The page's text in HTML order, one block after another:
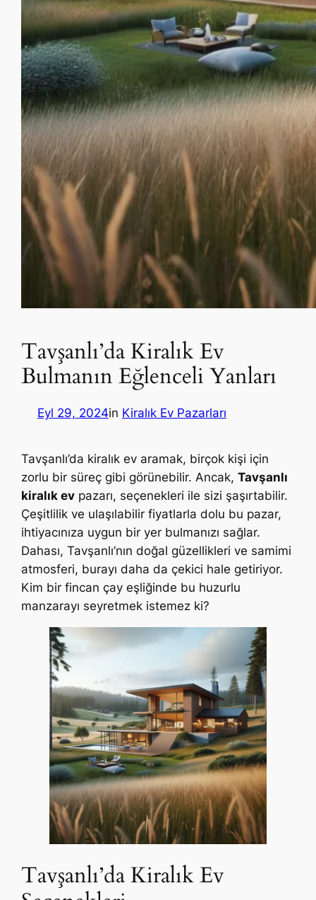
Tavşanlı’da Kiralık Ev
Bulmanın Eğlenceli Yanları
Eyl 29, 2024in Kiralık Ev Pazarları
Tavşanlı’da kiralık ev aramak, birçok kişi için
zorlu bir süreç gibi görünebilir. Ancak,Tavşanlı
kiralık ev pazarı, seçenekleri ile sizi şaşırtabilir.
Çeşitlilik ve ulaşılabilir fiyatlarla dolu bu pazar,
ihtiyacınıza uygun bir yer bulmanızı sağlar.
Dahası, Tavşanlı’nın doğal güzellikleri ve samimi
atmosferi, burayı daha da çekici hale getiriyor.
Kim bir fincan çay eşliğinde bu huzurlu
manzarayı seyretmek istemez ki?
Tavşanlı’da Kiralık Ev